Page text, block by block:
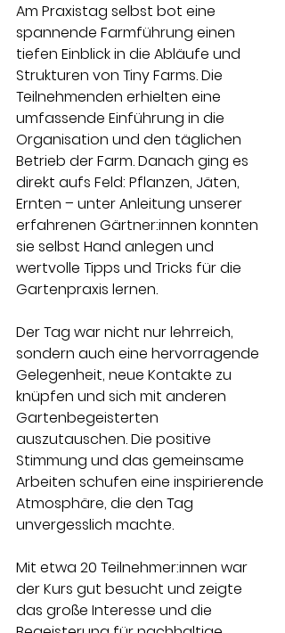
Am Praxistag selbst bot eine
spannende Farmführung einen
tiefen Einblick in die Abläufe und
Strukturen von Tiny Farms. Die
Teilnehmenden erhielten eine
umfassende Einführung in die
Organisation und den täglichen
Betrieb der Farm. Danach ging es
direkt aufs Feld: Pflanzen, Jäten,
Ernten – unter Anleitung unserer
erfahrenen Gärtner:innen konnten
sie selbst Hand anlegen und
wertvolle Tipps und Tricks für die
Gartenpraxis lernen.
Der Tag war nicht nur lehrreich,
sondern auch eine hervorragende
Gelegenheit, neue Kontakte zu
knüpfen und sich mit anderen
Gartenbegeisterten
auszutauschen. Die positive
Stimmung und das gemeinsame
Arbeiten schufen eine inspirierende
Atmosphäre, die den Tag
unvergesslich machte.
Mit etwa 20 Teilnehmer:innen war
der Kurs gut besucht und zeigte
das große Interesse und die